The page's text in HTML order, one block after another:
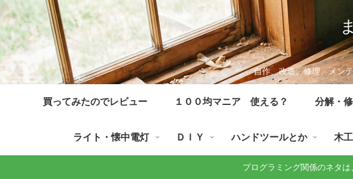
自作、改造、修理、メン
買ってみたのでレビュー １００均マニア 使える？ 分解・
ライト・懐中電灯 ＤＩＹ ハンドツールとか 木工
プログラミング関係のネタ